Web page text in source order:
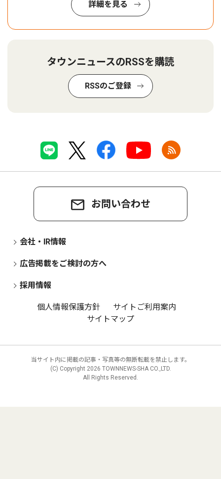
詳細を見る
タウンニュースのRSSを購読
RSSのご登録
お問い合わせ
会社・IR情報
広告掲載をご検討の方へ
採用情報
個人情報保護方針
サイトご利用案内
サイトマップ
当サイト内に掲載の記事・写真等の無断転載を禁止します。
(C) Copyright 2026 TOWNNEWS-SHA CO.,LTD.
All Rights Reserved.